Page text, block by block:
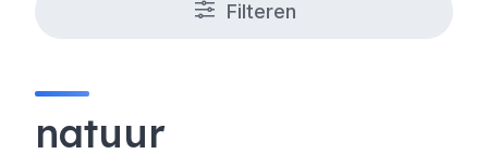
Filteren
natuur